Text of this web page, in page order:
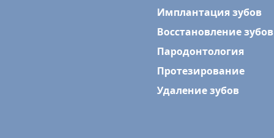
Имплантация зубов
Восстановление зубов
Пародонтология
Протезирование
Удаление зубов